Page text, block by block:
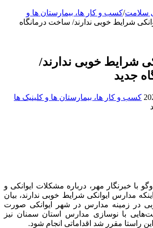
سلامت/کسب و کار ها، بیمارستان ها و
شرایط خوبی ندارند/ ساخت درمانگاه
شرایط خوبی ندارند/
جدید
کسب و کار ها، بیمارستان ها و کلینیک ها
با خبرنگار مهر، درباره مشکلات ایوانکی و
مدارس ایوانکی شرایط خوبی ندارند، بیان
در زمینه مدارس در شهر ایوانکی صورت
با نوسازی مدارس استان سمنان نیز
راستا مقرر شد اقداماتی انجام شود.